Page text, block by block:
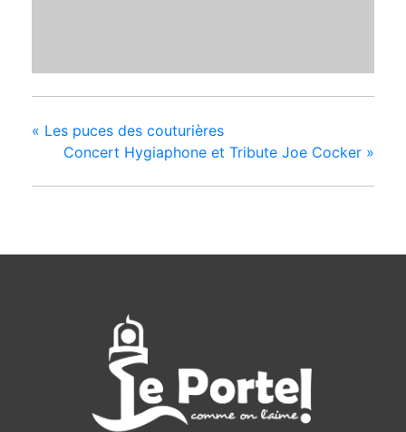
« Les puces des couturières
Concert Hygiaphone et Tribute Joe Cocker »